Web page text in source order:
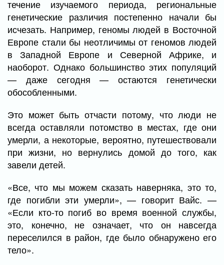
течение изучаемого периода, региональные
генетические различия постепенно начали бы
исчезать. Например, геномы людей в Восточной
Европе стали бы неотличимы от геномов людей
в Западной Европе и Северной Африке, и
наоборот. Однако большинство этих популяций
— даже сегодня — остаются генетически
обособленными.
Это может быть отчасти потому, что люди не
всегда оставляли потомство в местах, где они
умерли, а некоторые, вероятно, путешествовали
при жизни, но вернулись домой до того, как
завели детей.
«Все, что мы можем сказать наверняка, это то,
где погибли эти умерли», — говорит Вайс. —
«Если кто-то погиб во время военной службы,
это, конечно, не означает, что он навсегда
переселился в район, где было обнаружено его
тело».